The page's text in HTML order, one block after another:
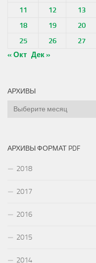
11
12 13
18
19 20
25
26 27
« Окт Дек »
АРХИВЫ
Архивы
АРХИВЫ ФОРМАТ PDF
2018
2017
2016
2015
2014